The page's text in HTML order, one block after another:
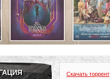
Скачать торрент